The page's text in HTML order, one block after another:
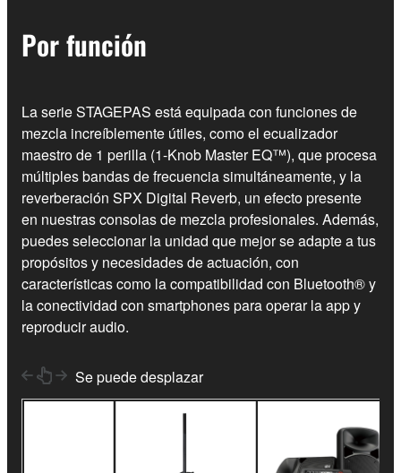
Por función
La serie STAGEPAS está equipada con funciones de
mezcla increíblemente útiles, como el ecualizador
maestro de 1 perilla (1-Knob Master EQ™), que procesa
múltiples bandas de frecuencia simultáneamente, y la
reverberación SPX Digital Reverb, un efecto presente
en nuestras consolas de mezcla profesionales. Además,
puedes seleccionar la unidad que mejor se adapte a tus
propósitos y necesidades de actuación, con
características como la compatibilidad con Bluetooth® y
la conectividad con smartphones para operar la app y
reproducir audio.
Se puede desplazar